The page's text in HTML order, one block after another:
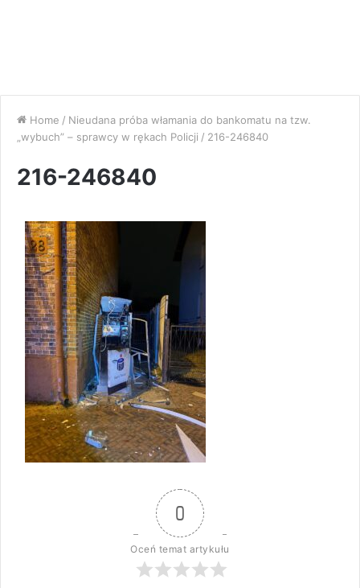
Home / Nieudana próba włamania do bankomatu na tzw.
„wybuch” – sprawcy w rękach Policji / 216-246840
216-246840
0
Oceń temat artykułu